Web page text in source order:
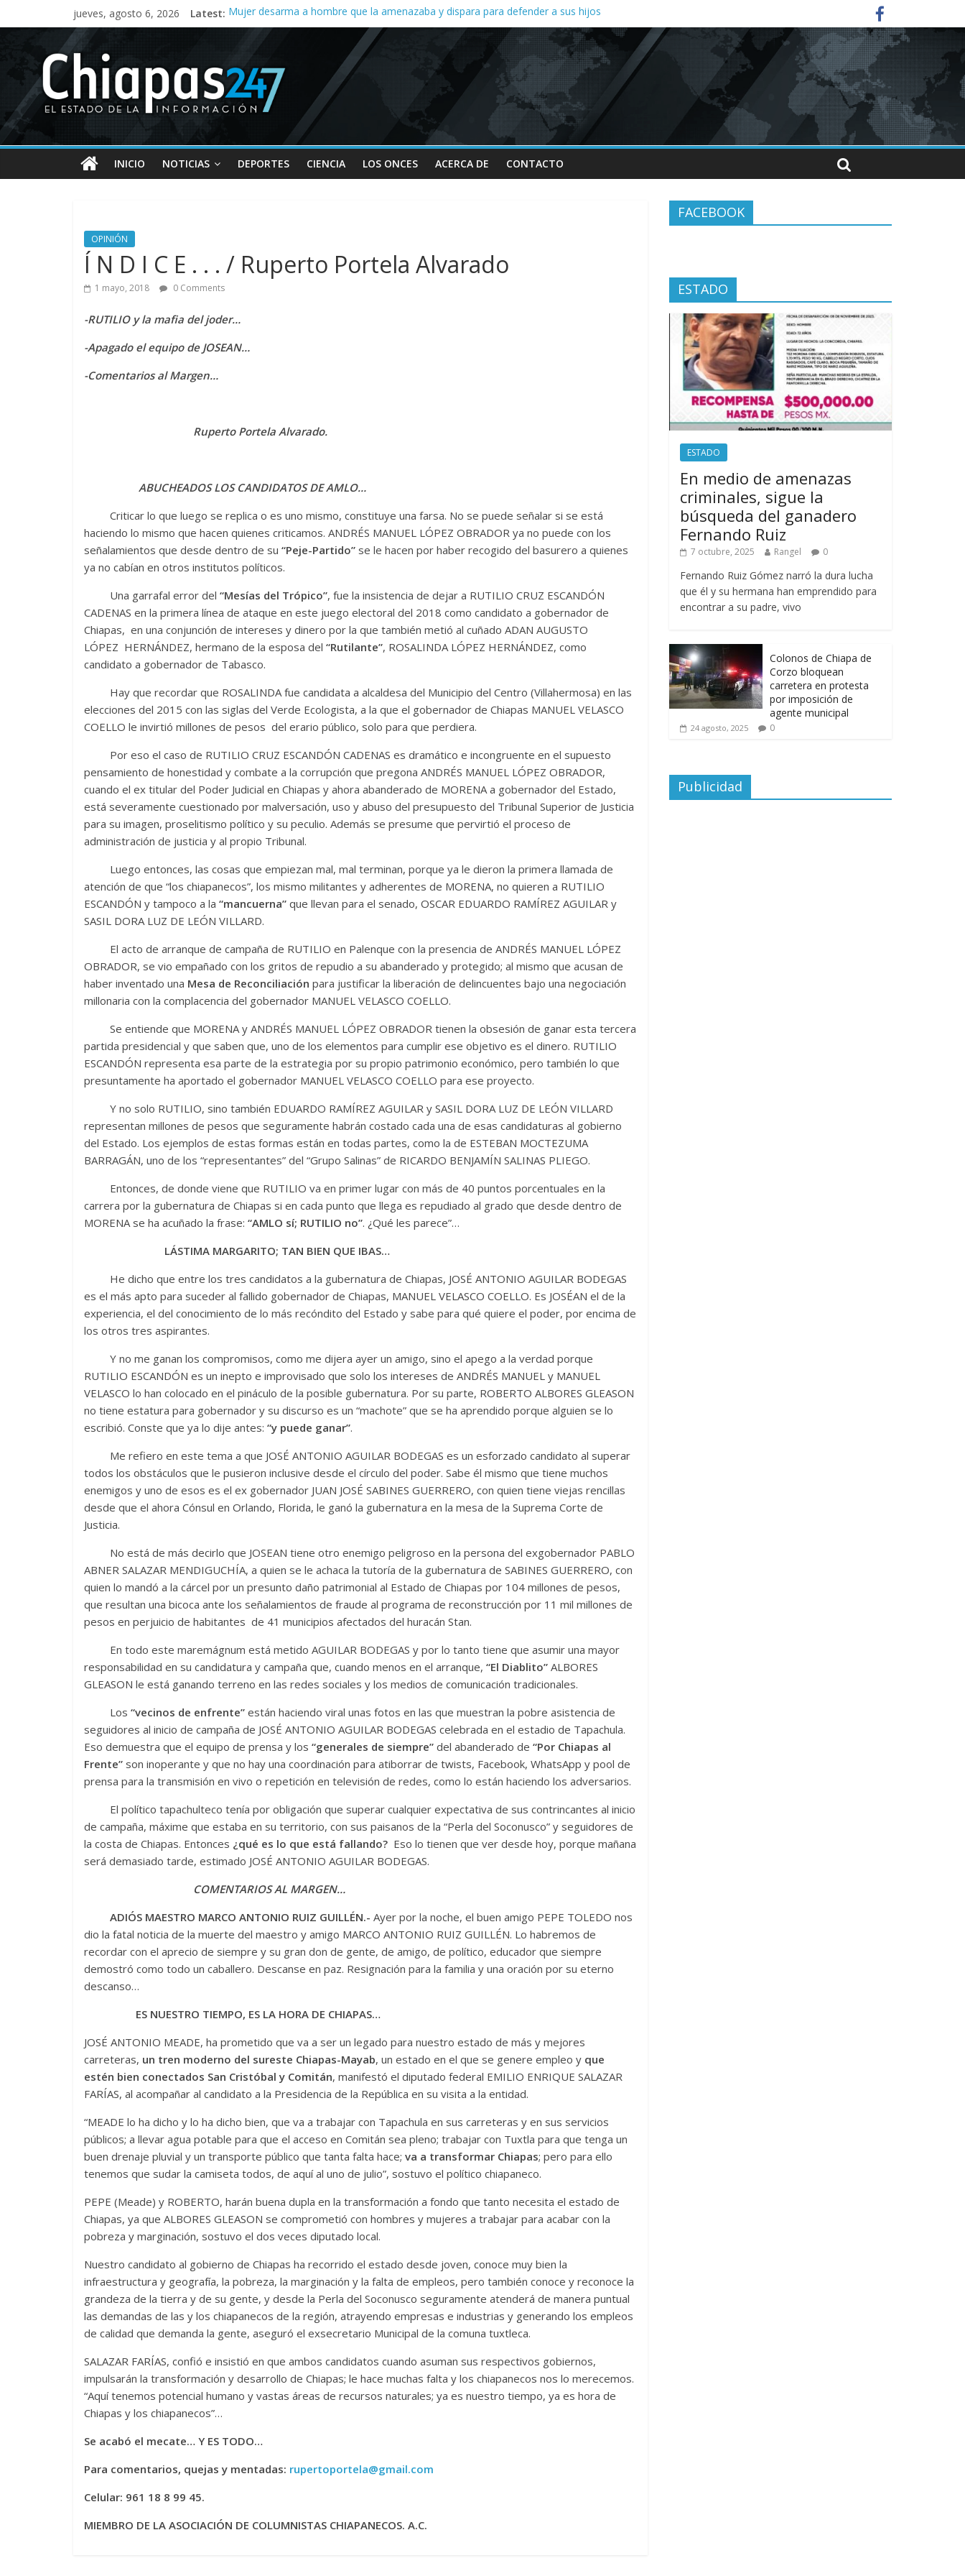
jueves, agosto 6, 2026 Latest: Mujer desarma a hombre que la amenazaba y dispara para defender a sus hijos
Tres meses sin agua desatan protesta en Yajalón
Acusan abuso de poder en la organización de la Feria de San Roque; señalan vínculos con el alcalde Ángel Torres
Campeona nacional denuncia despido de entrenador y falta de apoyo al equipo de halterofilia en el Indeporte
Corrupción en la SMyT reduce hasta 40 por ciento ingresos de concesionados, dicen
INICIO NOTICIAS DEPORTES CIENCIA LOS ONCES ACERCA DE CONTACTO
OPINIÓN
Í N D I C E . . . / Ruperto Portela Alvarado
1 mayo, 2018 0 Comments
-RUTILIO y la mafia del joder…
-Apagado el equipo de JOSEAN…
-Comentarios al Margen…
Ruperto Portela Alvarado.
ABUCHEADOS LOS CANDIDATOS DE AMLO…
Criticar lo que luego se replica o es uno mismo, constituye una farsa. No se puede señalar si se está
haciendo lo mismo que hacen quienes criticamos. ANDRÉS MANUEL LÓPEZ OBRADOR ya no puede con los
señalamientos que desde dentro de su “Peje-Partido” se le hacen por haber recogido del basurero a quienes
ya no cabían en otros institutos políticos.
Una garrafal error del “Mesías del Trópico”, fue la insistencia de dejar a RUTILIO CRUZ ESCANDÓN
CADENAS en la primera línea de ataque en este juego electoral del 2018 como candidato a gobernador de
Chiapas, en una conjunción de intereses y dinero por la que también metió al cuñado ADAN AUGUSTO
LÓPEZ HERNÁNDEZ, hermano de la esposa del “Rutilante”, ROSALINDA LÓPEZ HERNÁNDEZ, como
candidato a gobernador de Tabasco.
Hay que recordar que ROSALINDA fue candidata a alcaldesa del Municipio del Centro (Villahermosa) en las
elecciones del 2015 con las siglas del Verde Ecologista, a la que el gobernador de Chiapas MANUEL VELASCO
COELLO le invirtió millones de pesos del erario público, solo para que perdiera.
Por eso el caso de RUTILIO CRUZ ESCANDÓN CADENAS es dramático e incongruente en el supuesto
pensamiento de honestidad y combate a la corrupción que pregona ANDRÉS MANUEL LÓPEZ OBRADOR,
cuando el ex titular del Poder Judicial en Chiapas y ahora abanderado de MORENA a gobernador del Estado,
está severamente cuestionado por malversación, uso y abuso del presupuesto del Tribunal Superior de Justicia
para su imagen, proselitismo político y su peculio. Además se presume que pervirtió el proceso de
administración de justicia y al propio Tribunal.
Luego entonces, las cosas que empiezan mal, mal terminan, porque ya le dieron la primera llamada de
atención de que “los chiapanecos”, los mismo militantes y adherentes de MORENA, no quieren a RUTILIO
ESCANDÓN y tampoco a la “mancuerna” que llevan para el senado, OSCAR EDUARDO RAMÍREZ AGUILAR y
SASIL DORA LUZ DE LEÓN VILLARD.
El acto de arranque de campaña de RUTILIO en Palenque con la presencia de ANDRÉS MANUEL LÓPEZ
OBRADOR, se vio empañado con los gritos de repudio a su abanderado y protegido; al mismo que acusan de
haber inventado una Mesa de Reconciliación para justificar la liberación de delincuentes bajo una negociación
millonaria con la complacencia del gobernador MANUEL VELASCO COELLO.
Se entiende que MORENA y ANDRÉS MANUEL LÓPEZ OBRADOR tienen la obsesión de ganar esta tercera
partida presidencial y que saben que, uno de los elementos para cumplir ese objetivo es el dinero. RUTILIO
ESCANDÓN representa esa parte de la estrategia por su propio patrimonio económico, pero también lo que
presuntamente ha aportado el gobernador MANUEL VELASCO COELLO para ese proyecto.
Y no solo RUTILIO, sino también EDUARDO RAMÍREZ AGUILAR y SASIL DORA LUZ DE LEÓN VILLARD
representan millones de pesos que seguramente habrán costado cada una de esas candidaturas al gobierno
del Estado. Los ejemplos de estas formas están en todas partes, como la de ESTEBAN MOCTEZUMA
BARRAGÁN, uno de los “representantes” del “Grupo Salinas” de RICARDO BENJAMÍN SALINAS PLIEGO.
Entonces, de donde viene que RUTILIO va en primer lugar con más de 40 puntos porcentuales en la
carrera por la gubernatura de Chiapas si en cada punto que llega es repudiado al grado que desde dentro de
MORENA se ha acuñado la frase: “AMLO sí; RUTILIO no”. ¿Qué les parece”…
LÁSTIMA MARGARITO; TAN BIEN QUE IBAS…
He dicho que entre los tres candidatos a la gubernatura de Chiapas, JOSÉ ANTONIO AGUILAR BODEGAS
es el más apto para suceder al fallido gobernador de Chiapas, MANUEL VELASCO COELLO. Es JOSÉAN el de la
experiencia, el del conocimiento de lo más recóndito del Estado y sabe para qué quiere el poder, por encima de
los otros tres aspirantes.
Y no me ganan los compromisos, como me dijera ayer un amigo, sino el apego a la verdad porque
RUTILIO ESCANDÓN es un inepto e improvisado que solo los intereses de ANDRÉS MANUEL y MANUEL
VELASCO lo han colocado en el pináculo de la posible gubernatura. Por su parte, ROBERTO ALBORES GLEASON
no tiene estatura para gobernador y su discurso es un “machote” que se ha aprendido porque alguien se lo
escribió. Conste que ya lo dije antes: “y puede ganar”.
Me refiero en este tema a que JOSÉ ANTONIO AGUILAR BODEGAS es un esforzado candidato al superar
todos los obstáculos que le pusieron inclusive desde el círculo del poder. Sabe él mismo que tiene muchos
enemigos y uno de esos es el ex gobernador JUAN JOSÉ SABINES GUERRERO, con quien tiene viejas rencillas
desde que el ahora Cónsul en Orlando, Florida, le ganó la gubernatura en la mesa de la Suprema Corte de
Justicia.
No está de más decirlo que JOSEAN tiene otro enemigo peligroso en la persona del exgobernador PABLO
ABNER SALAZAR MENDIGUCHÍA, a quien se le achaca la tutoría de la gubernatura de SABINES GUERRERO, con
quien lo mandó a la cárcel por un presunto daño patrimonial al Estado de Chiapas por 104 millones de pesos,
que resultan una bicoca ante los señalamientos de fraude al programa de reconstrucción por 11 mil millones de
pesos en perjuicio de habitantes de 41 municipios afectados del huracán Stan.
En todo este maremágnum está metido AGUILAR BODEGAS y por lo tanto tiene que asumir una mayor
responsabilidad en su candidatura y campaña que, cuando menos en el arranque, “El Diablito” ALBORES
GLEASON le está ganando terreno en las redes sociales y los medios de comunicación tradicionales.
Los “vecinos de enfrente” están haciendo viral unas fotos en las que muestran la pobre asistencia de
seguidores al inicio de campaña de JOSÉ ANTONIO AGUILAR BODEGAS celebrada en el estadio de Tapachula.
Eso demuestra que el equipo de prensa y los “generales de siempre” del abanderado de “Por Chiapas al
Frente” son inoperante y que no hay una coordinación para atiborrar de twists, Facebook, WhatsApp y pool de
prensa para la transmisión en vivo o repetición en televisión de redes, como lo están haciendo los adversarios.
El político tapachulteco tenía por obligación que superar cualquier expectativa de sus contrincantes al inicio
de campaña, máxime que estaba en su territorio, con sus paisanos de la “Perla del Soconusco” y seguidores de
la costa de Chiapas. Entonces ¿qué es lo que está fallando? Eso lo tienen que ver desde hoy, porque mañana
será demasiado tarde, estimado JOSÉ ANTONIO AGUILAR BODEGAS.
COMENTARIOS AL MARGEN…
ADIÓS MAESTRO MARCO ANTONIO RUIZ GUILLÉN.- Ayer por la noche, el buen amigo PEPE TOLEDO nos
dio la fatal noticia de la muerte del maestro y amigo MARCO ANTONIO RUIZ GUILLÉN. Lo habremos de
recordar con el aprecio de siempre y su gran don de gente, de amigo, de político, educador que siempre
demostró como todo un caballero. Descanse en paz. Resignación para la familia y una oración por su eterno
descanso…
ES NUESTRO TIEMPO, ES LA HORA DE CHIAPAS…
JOSÉ ANTONIO MEADE, ha prometido que va a ser un legado para nuestro estado de más y mejores
carreteras, un tren moderno del sureste Chiapas-Mayab, un estado en el que se genere empleo y que
estén bien conectados San Cristóbal y Comitán, manifestó el diputado federal EMILIO ENRIQUE SALAZAR
FARÍAS, al acompañar al candidato a la Presidencia de la República en su visita a la entidad.
“MEADE lo ha dicho y lo ha dicho bien, que va a trabajar con Tapachula en sus carreteras y en sus servicios
públicos; a llevar agua potable para que el acceso en Comitán sea pleno; trabajar con Tuxtla para que tenga un
buen drenaje pluvial y un transporte público que tanta falta hace; va a transformar Chiapas; pero para ello
tenemos que sudar la camiseta todos, de aquí al uno de julio”, sostuvo el político chiapaneco.
PEPE (Meade) y ROBERTO, harán buena dupla en la transformación a fondo que tanto necesita el estado de
Chiapas, ya que ALBORES GLEASON se comprometió con hombres y mujeres a trabajar para acabar con la
pobreza y marginación, sostuvo el dos veces diputado local.
Nuestro candidato al gobierno de Chiapas ha recorrido el estado desde joven, conoce muy bien la
infraestructura y geografía, la pobreza, la marginación y la falta de empleos, pero también conoce y reconoce la
grandeza de la tierra y de su gente, y desde la Perla del Soconusco seguramente atenderá de manera puntual
las demandas de las y los chiapanecos de la región, atrayendo empresas e industrias y generando los empleos
de calidad que demanda la gente, aseguró el exsecretario Municipal de la comuna tuxtleca.
SALAZAR FARÍAS, confió e insistió en que ambos candidatos cuando asuman sus respectivos gobiernos,
impulsarán la transformación y desarrollo de Chiapas; le hace muchas falta y los chiapanecos nos lo merecemos.
“Aquí tenemos potencial humano y vastas áreas de recursos naturales; ya es nuestro tiempo, ya es hora de
Chiapas y los chiapanecos”…
Se acabó el mecate… Y ES TODO…
Para comentarios, quejas y mentadas: rupertoportela@gmail.com
Celular: 961 18 8 99 45.
MIEMBRO DE LA ASOCIACIÓN DE COLUMNISTAS CHIAPANECOS. A.C.
FACEBOOK
ESTADO
ESTADO
En medio de amenazas
criminales, sigue la
búsqueda del ganadero
Fernando Ruiz
7 octubre, 2025 Rangel 0
Fernando Ruiz Gómez narró la dura lucha
que él y su hermana han emprendido para
encontrar a su padre, vivo
Colonos de Chiapa de
Corzo bloquean
carretera en protesta
por imposición de
agente municipal
24 agosto, 2025 0
Publicidad